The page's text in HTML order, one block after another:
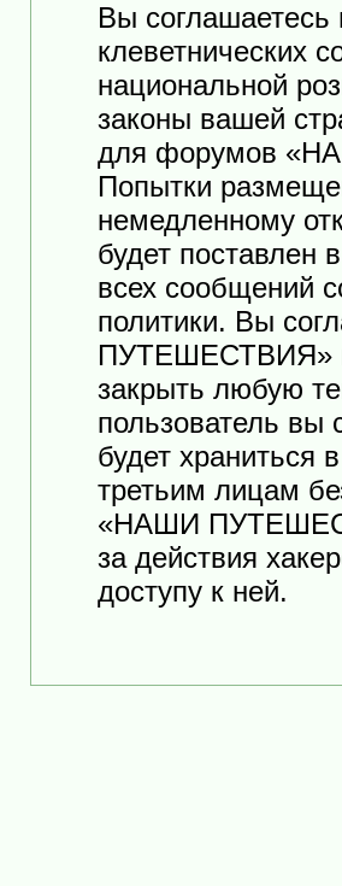
Вы
клеветнических
национальной
законы вашей
для форумов
Попытки
немедленному
будет поставлен
всех сообщений
политики. Вы
ПУТЕШЕСТВИЯ»
закрыть любую
пользователь вы
будет храниться
третьим лицам
«НАШИ
за действия
доступу к ней.